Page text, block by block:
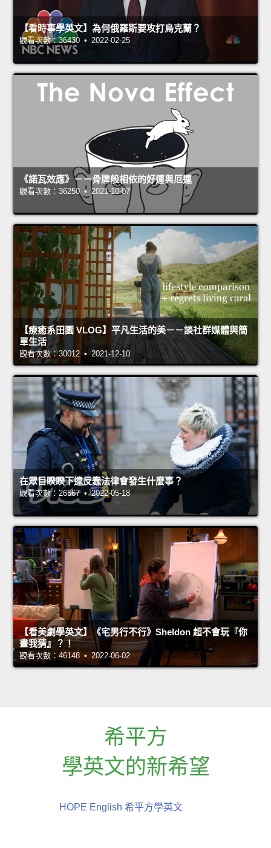
【看時事學英文】為何俄羅斯要攻打烏克蘭？
觀看次數：36430 • 2022-02-25
《諾瓦效應》－－骨牌般相依的好運與厄運
觀看次數：36250 • 2021-10-07
【療癒系田園 VLOG】平凡生活的美－－談社群媒體與簡
單生活
觀看次數：30012 • 2021-12-10
在眾目睽睽下違反蠢法律會發生什麼事？
觀看次數：26567 • 2022-05-18
【看美劇學英文】《宅男行不行》Sheldon 超不會玩『你
畫我猜』？！
觀看次數：46148 • 2022-06-02
希平方
學英文的新希望
HOPE English 希平方學英文